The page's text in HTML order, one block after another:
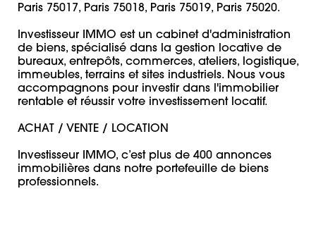
Paris 75017, Paris 75018, Paris 75019, Paris 75020.
Investisseur IMMO est un cabinet d'administration
de biens, spécialisé dans la gestion locative de
bureaux, entrepôts, commerces, ateliers, logistique,
immeubles, terrains et sites industriels. Nous vous
accompagnons pour investir dans l'immobilier
rentable et réussir votre investissement locatif.
ACHAT / VENTE / LOCATION
Investisseur IMMO, c’est plus de 400 annonces
immobilières dans notre portefeuille de biens
professionnels.